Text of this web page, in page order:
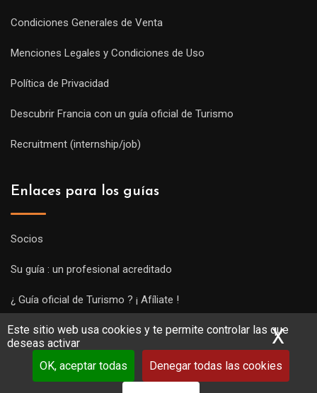
Este sitio web usa cookies y te permite controlar las que
deseas activar
OK, aceptar todas
Denegar todas las cookies
X
Condiciones Generales de Venta
Menciones Legales y Condiciones de Uso
Política de Privacidad
Descubrir Francia con un guía oficial de Turismo
Recruitment (internship/job)
Enlaces para los guías
Socios
Su guía : un profesional acreditado
¿ Guía oficial de Turismo ? ¡ Afíliate !
Subir una visita y empezar a trabajar !